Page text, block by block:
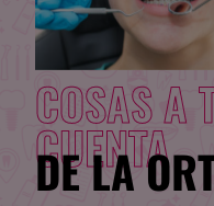
COSAS A
CUENTA
DE LA